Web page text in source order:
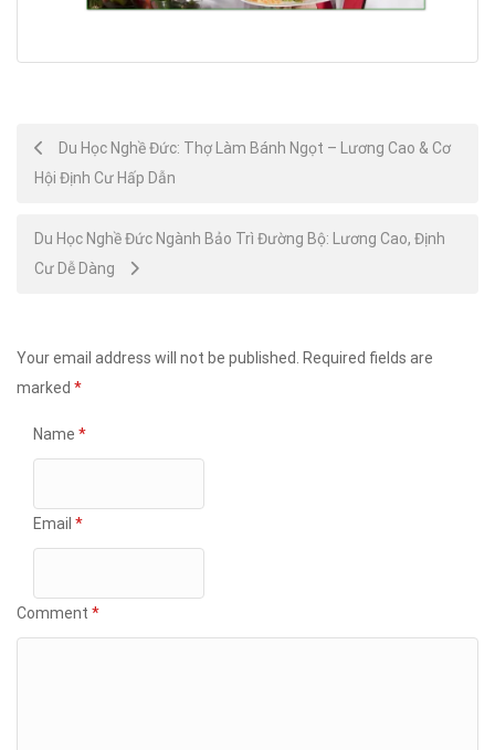
Post
navigation
Du Học Nghề Đức: Thợ Làm Bánh Ngọt – Lương Cao & Cơ
Hội Định Cư Hấp Dẫn
Du Học Nghề Đức Ngành Bảo Trì Đường Bộ: Lương Cao, Định
Cư Dễ Dàng
Your email address will not be published. Required fields are
marked *
Name *
Email *
Comment *